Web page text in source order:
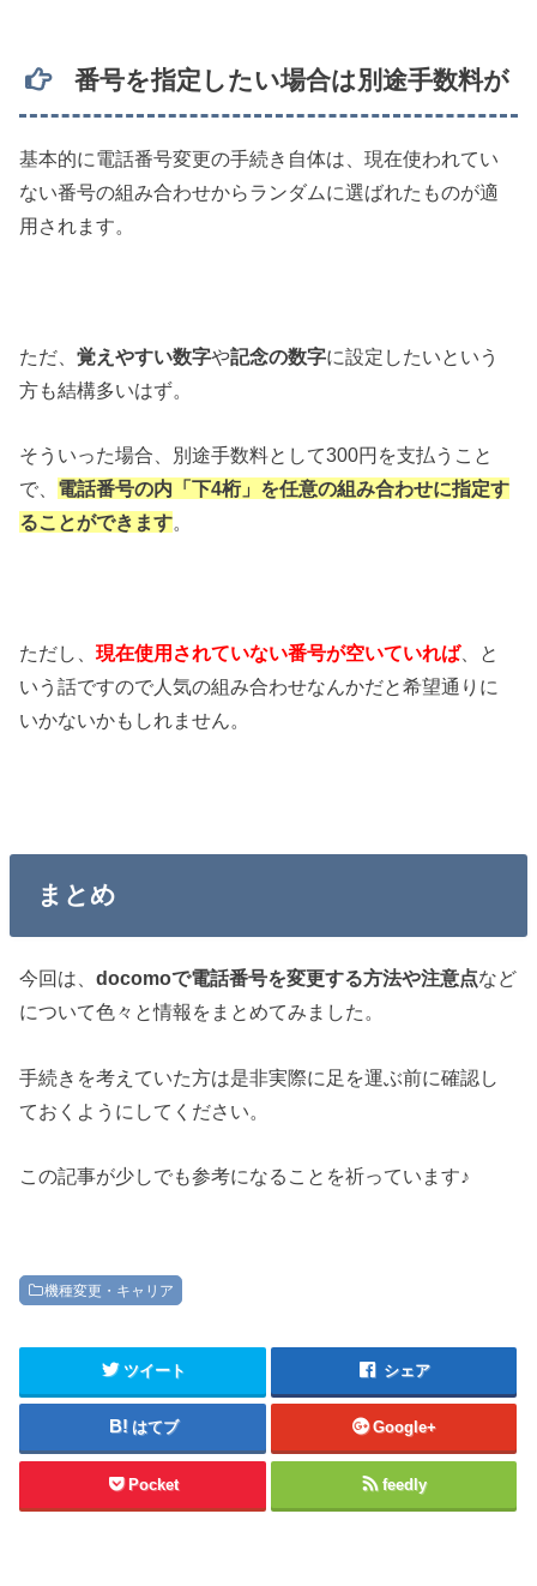
番号を指定したい場合は別途手数料が
基本的に電話番号変更の手続き自体は、現在使われてい
ない番号の組み合わせからランダムに選ばれたものが適
用されます。
ただ、覚えやすい数字や記念の数字に設定したいという
方も結構多いはず。
そういった場合、別途手数料として300円を支払うこと
で、 電話番号の内「下4桁」を任意の組み合わせに指定す
ることができます。
ただし、現在使用されていない番号が空いていれば、と
いう話ですので人気の組み合わせなんかだと希望通りに
いかないかもしれません。
まとめ
今回は、docomoで電話番号を変更する方法や注意点など
について色々と情報をまとめてみました。
手続きを考えていた方は是非実際に足を運ぶ前に確認し
ておくようにしてください。
この記事が少しでも参考になることを祈っています♪
機種変更・キャリア
ツイート シェア
はてブ Google+
Pocket feedly